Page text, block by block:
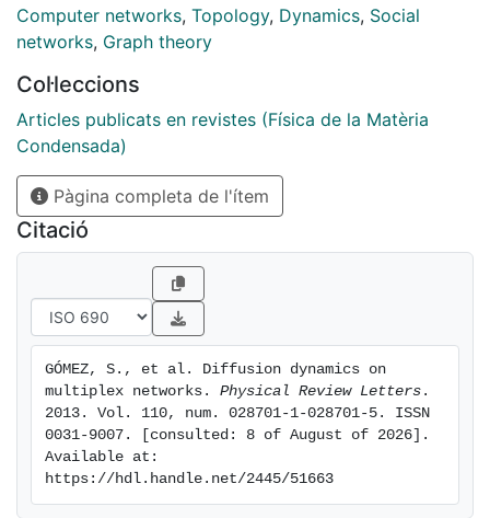
layers. The spectrum of the supra-Laplacian allows us
to understand the physics of diffusionlike processes
Computer networks, Topology, Dynamics, Social
networks, Graph theory
Col·leccions
Articles publicats en revistes (Física de la Matèria
Condensada)
Pàgina completa de l'ítem
Citació
GÓMEZ, S., et al. Diffusion dynamics on
multiplex networks. Physical Review Letters .
2013. Vol. 110, num. 028701-1-028701-5. ISSN
0031-9007. [consulted: 8 of August of 2026].
Available at:
https://hdl.handle.net/2445/51663